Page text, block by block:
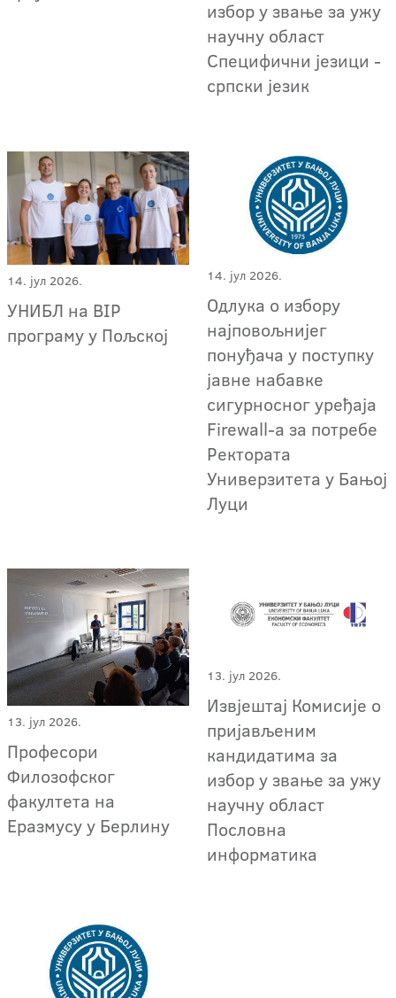
избор у звање за ужу
научну област
Специфични језици -
српски језик
14. јул 2026.
УНИБЛ на BIP
програму у Пољској
14. јул 2026.
Oдлука о избору
најповољнијег
понуђача у поступку
јавне набавке
сигурносног уређаја
Firewall-a за потребе
Ректората
Универзитета у Бањој
Луци
13. јул 2026.
Професори
Филозофског
факултета на
Еразмусу у Берлину
13. јул 2026.
Извјештај Комисије о
пријављеним
кандидатима за
избор у звање за ужу
научну област
Пословна
информатика